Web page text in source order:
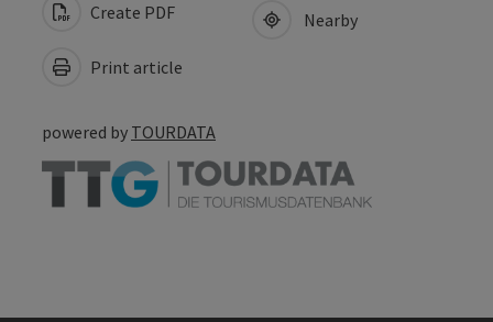
Create PDF
Print article
Nearby
powered by TOURDATA